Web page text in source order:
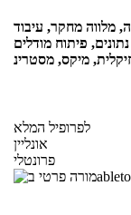
מלווה מחקר, עיבוד
מיקס, מסטרינ
לפרופיל המלא
אונליין
פרונטלי